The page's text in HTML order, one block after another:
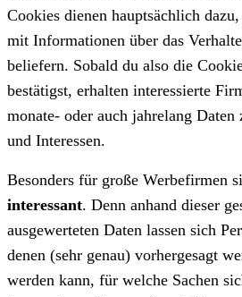
Cookies dienen hauptsächlich
mit Informationen über das
beliefern. Sobald du also die
bestätigst, erhalten interessierte
monate- oder auch jahrelang
und Interessen.
Besonders für große Werbefirmen
interessant. Denn anhand dieser
ausgewerteten Daten lassen sich
denen (sehr genau) vorhergesagt
werden kann, für welche Sachen